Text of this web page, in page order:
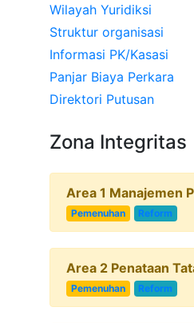
Wilayah Yuridiksi
Struktur organisasi
Informasi PK/Kasasi
Panjar Biaya Perkara
Direktori Putusan
Zona Integritas
Area 1 Manajemen
Pemenuhan Reform
Area 2 Penataan
Pemenuhan Reform